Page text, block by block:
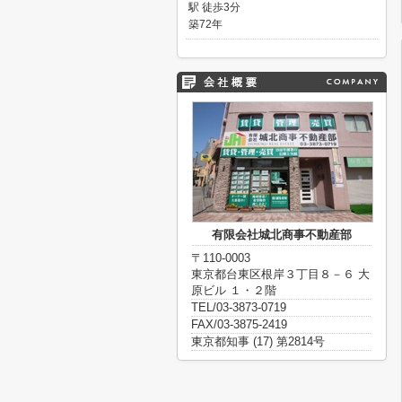
駅 徒歩3分
築72年
有限会社城北商事不動産部
〒110-0003
東京都台東区根岸３丁目８－６ 大
原ビル １・２階
TEL/03-3873-0719
FAX/03-3875-2419
東京都知事 (17) 第2814号